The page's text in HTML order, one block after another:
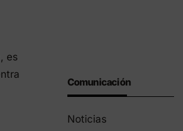
Un atajo para localizar
Innovamos para ser más
es
Comunicación
Noticias